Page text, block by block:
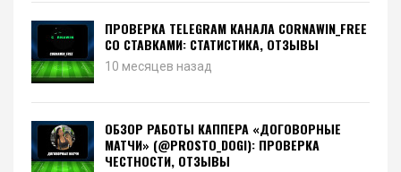
ПРОВЕРКА TELEGRAM КАНАЛА CORNAWIN_FREE
СО СТАВКАМИ: СТАТИСТИКА, ОТЗЫВЫ
10 месяцев назад
ОБЗОР РАБОТЫ КАППЕРА «ДОГОВОРНЫЕ
МАТЧИ» (@PROSTO_DOGI): ПРОВЕРКА
ЧЕСТНОСТИ, ОТЗЫВЫ